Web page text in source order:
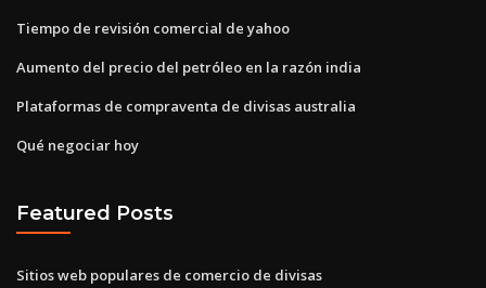
Tiempo de revisión comercial de yahoo
Aumento del precio del petróleo en la razón india
Plataformas de compraventa de divisas australia
Qué negociar hoy
Featured Posts
Sitios web populares de comercio de divisas